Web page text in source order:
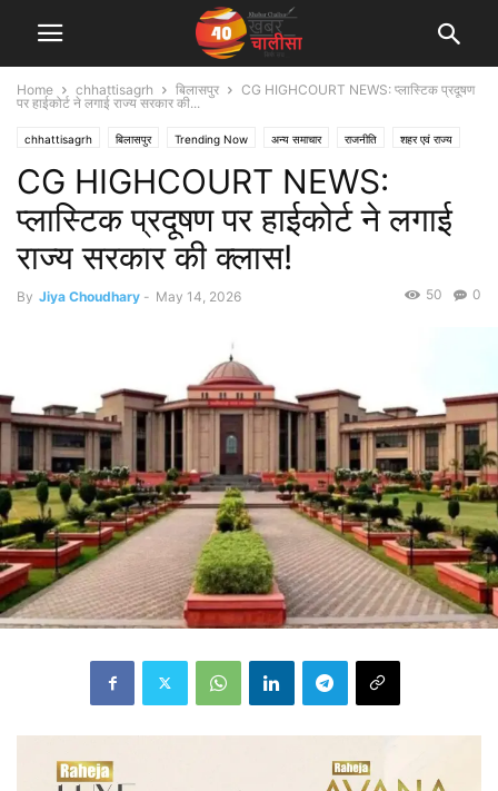
Home chhattisagrh बिलासपुर
CG HIGHCOURT NEWS: प्लास्टिक प्रदूषण
पर हाईकोर्ट ने लगाई राज्य सरकार की...
chhattisagrh बिलासपुर Trending Now अन्य समाचार राजनीति शहर एवं राज्य
सेहत
CG HIGHCOURT NEWS:
प्लास्टिक प्रदूषण पर हाईकोर्ट ने लगाई
राज्य सरकार की क्लास!
By Jiya Choudhary - May 14, 2026 0
50